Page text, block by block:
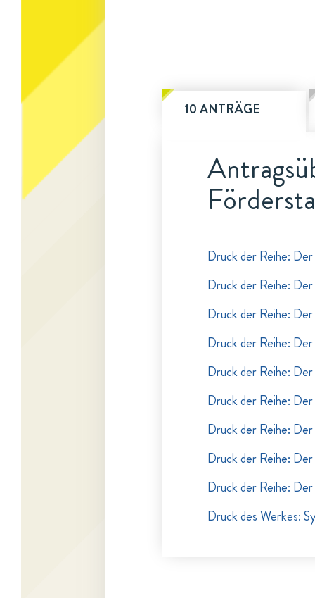
10 ANTRÄGE
Druck der Reihe:
Druck der Reihe:
Druck der Reihe:
Druck der Reihe:
Druck der Reihe:
Druck der Reihe:
Druck der Reihe:
Druck der Reihe:
Druck der Reihe:
Druck des Werkes: